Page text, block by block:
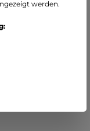
werden.